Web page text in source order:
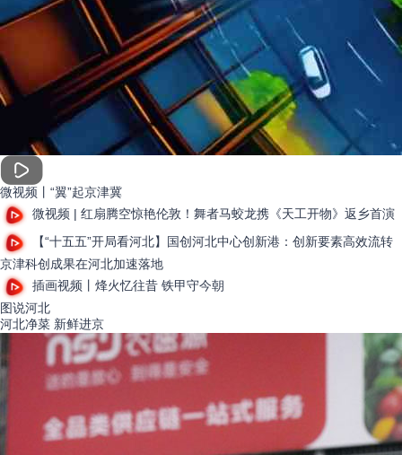
微视频丨“翼”起京津冀
微视频 | 红扇腾空惊艳伦敦！舞者马蛟龙携《天工开物》返乡首演
【“十五五”开局看河北】国创河北中心创新港：创新要素高效流转
京津科创成果在河北加速落地
插画视频丨烽火忆往昔 铁甲守今朝
图说河北
河北净菜 新鲜进京